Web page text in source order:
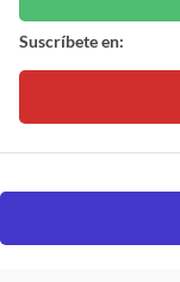
Suscríbete en: